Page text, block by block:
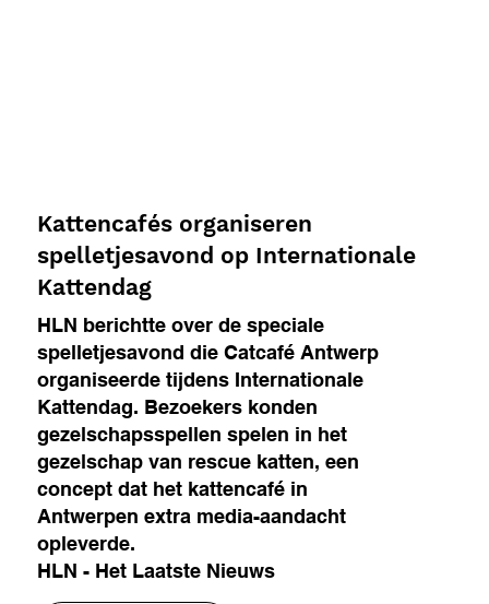
Kattencafés organiseren
spelletjesavond op Internationale
Kattendag
HLN berichtte over de speciale
spelletjesavond die Catcafé Antwerp
organiseerde tijdens Internationale
Kattendag. Bezoekers konden
gezelschapsspellen spelen in het
gezelschap van rescue katten, een
concept dat het kattencafé in
Antwerpen extra media-aandacht
opleverde.
HLN - Het Laatste Nieuws